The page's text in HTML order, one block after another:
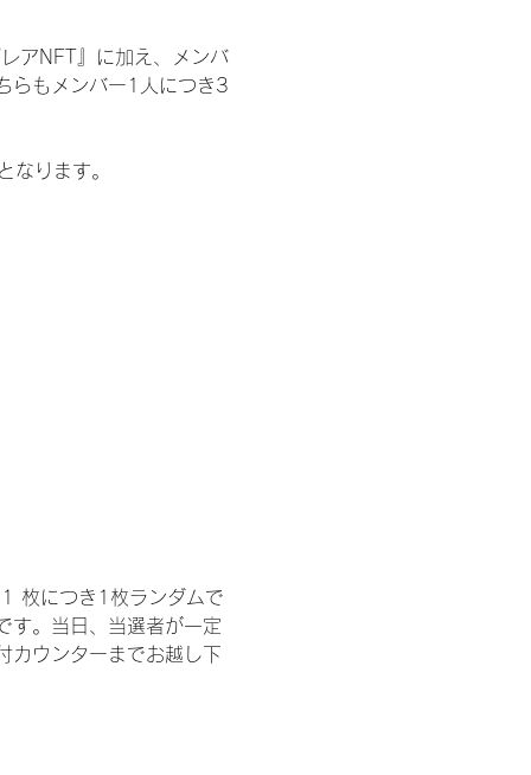
アNFT』に加え、メンバ
らもメンバー1人につき3
なります。
枚につき1枚ランダムで
す。当日、当選者が一定
カウンターまでお越し下